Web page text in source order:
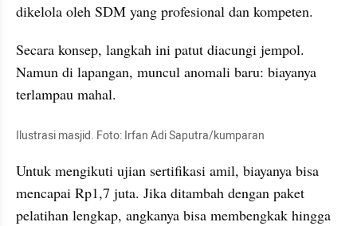
dikelola oleh SDM yang profesional dan kompeten.
Secara konsep, langkah ini patut diacungi jempol.
Namun di lapangan, muncul anomali baru: biayanya
terlampau mahal.
Ilustrasi masjid. Foto: Irfan Adi Saputra/kumparan
Untuk mengikuti ujian sertifikasi amil, biayanya bisa
mencapai Rp1,7 juta. Jika ditambah dengan paket
pelatihan lengkap, angkanya bisa membengkak hingga